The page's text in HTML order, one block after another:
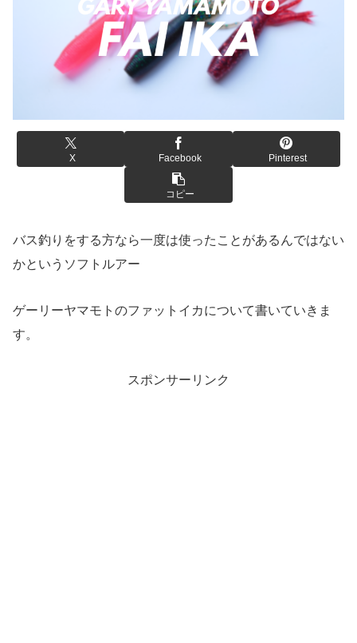
X Facebook Pinterest
コピー
バス釣りをする方なら一度は使ったことがあるんではない
かというソフトルアー
ゲーリーヤマモトのファットイカについて書いていきま
す。
スポンサーリンク